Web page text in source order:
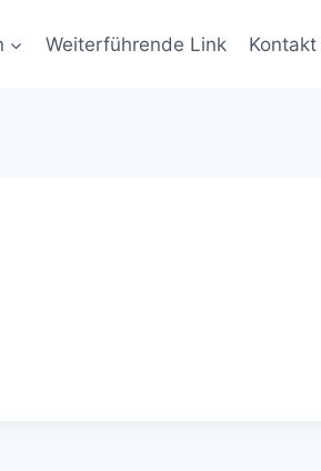
Weiterführende Link